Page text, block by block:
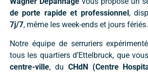
de porte rapide et professionnel ,
7j/7, même les week-ends et jours fériés.
Notre équipe de serruriers
tous les quartiers d’Ettelbruck, que
centre-ville, du CHdN (Centre